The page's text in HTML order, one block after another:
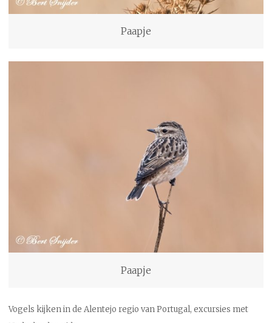
Paapje
Paapje
Vogels kijken in de Alentejo regio van Portugal, excursies met